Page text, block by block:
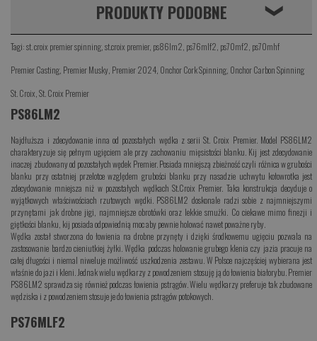
PRODUKTY PODOBNE ❮
Tagi:st. croix premier spinning,st.croix premier, ps86lm2 ps76mlf2 ps70mf2 ps70mhf
Premier Casting, Premier Musky Premier 2024 Onchor Cork Spinning, Onchor Carbon Spinning
St. Croix ,St. Croix Premier
PS86LM2
Najdłuższa i zdecydowanie inna od pozostałych wędka z serii St. Croix Premier. Model PS86LM2
charakteryzuje się pełnym ugięciem ale przy zachowaniu mięsistości blanku. Kij jest zdecydowanie
inaczej zbudowany od pozostałych wędek Premier. Posiada mniejszą zbieżność czyli różnica w grubości
blanku przy ostatniej przelotce względem grubości blanku przy nasadzie uchwytu kołowrotka jest
zdecydowanie mniejsza niż w pozostałych wędkach St.Croix Premier. Taka konstrukcja decyduje o
wyjątkowych właściwościach rzutowych wędki. PS86LM2 doskonale radzi sobie z najmniejszymi
przynętami jak drobne jigi, najmniejsze obrotówki oraz lekkie smużki. Co ciekawe mimo finezji i
giętkości blanku, kij posiada odpowiednią moc aby pewnie holować nawet poważne ryby.
Wędka został stworzona do łowienia na drobne przynęty i dzięki środkowemu ugięciu pozwala na
zastosowanie bardzo cieniutkiej żyłki. Wędka podczas holowanie grubego klenia czy jazia pracuje na
całej długości i niemal niweluje możliwość uszkodzenia zestawu. W Polsce najczęściej wybierana jest
właśnie do jazi i kleni. Jednak wielu wędkarzy z powodzeniem stosuję ją do łowienia białorybu. Premier
PS86LM2 sprawdza się również podczas łowienia pstrągów. Wielu wędkarzy preferuje tak zbudowane
wędziska i z powodzeniem stosuje je do łowienia pstrągów potokowych.
PS76MLF2